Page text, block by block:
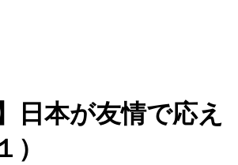
日本が友情で応え
）